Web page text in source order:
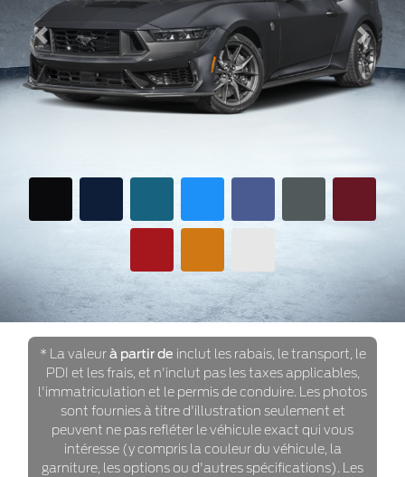
Previous Next
* La valeurà partir de inclut les rabais, le transport, le
PDI et les frais, et n'inclut pas les taxes applicables,
l'immatriculation et le permis de conduire. Les photos
sont fournies à titre d'illustration seulement et
peuvent ne pas refléter le véhicule exact qui vous
intéresse (y compris la couleur du véhicule, la
garniture, les options ou d'autres spécifications). Les